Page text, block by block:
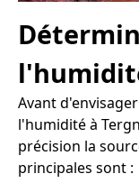
Avant
l'humidité à
précision la
principales sont :